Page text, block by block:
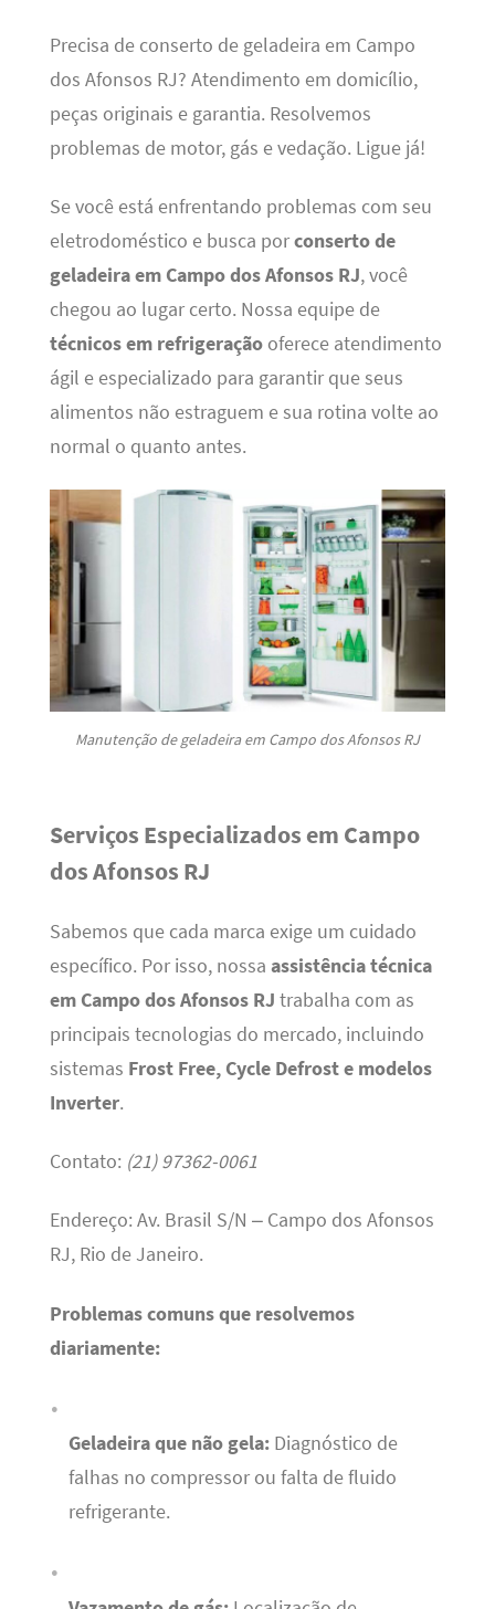
Precisa de conserto de geladeira em Campo
dos Afonsos RJ? Atendimento em domicílio,
peças originais e garantia. Resolvemos
problemas de motor, gás e vedação. Ligue já!
Se você está enfrentando problemas com seu
eletrodoméstico e busca porconserto de
geladeira em Campo dos Afonsos RJ, você
chegou ao lugar certo. Nossa equipe de
técnicos em refrigeraçãooferece atendimento
ágil e especializado para garantir que seus
alimentos não estraguem e sua rotina volte ao
normal o quanto antes.
Manutenção de geladeira em Campo dos Afonsos RJ
Serviços Especializados em Campo
dos Afonsos RJ
Sabemos que cada marca exige um cuidado
específico. Por isso, nossa assistência técnica
em Campo dos Afonsos RJ trabalha com as
principais tecnologias do mercado, incluindo
sistemas Frost Free, Cycle Defrost e modelos
Inverter.
Contato: (21) 97362-0061
Endereço: Av. Brasil S/N – Campo dos Afonsos
RJ, Rio de Janeiro.
Problemas comuns que resolvemos
diariamente:
Geladeira que não gela:Diagnóstico de
falhas no compressor ou falta de fluido
refrigerante.